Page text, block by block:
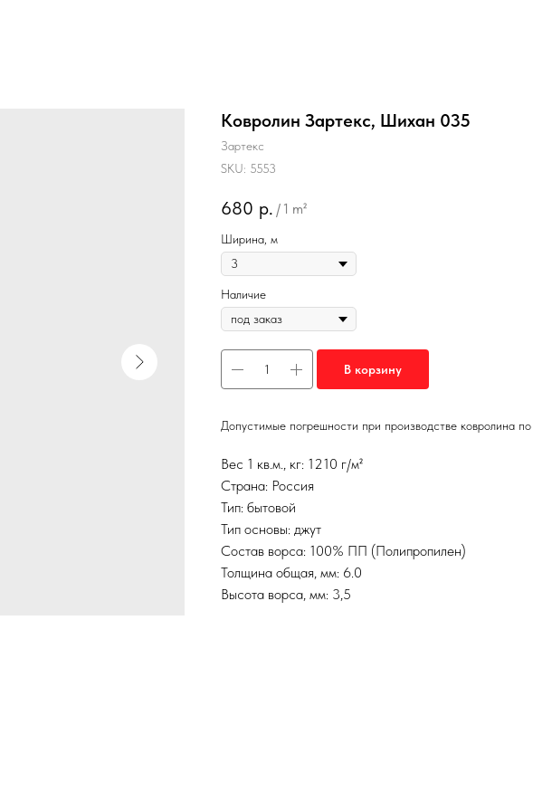
Ковролин Зартекс, Шихан 035
Зартекс
SKU: 5553
680 р. / 1 m²
Ширина, м
Наличие
В корзину
Допустимые погрешности при производстве ковролина
Вес 1 кв.м., кг: 1210 г/м²
Страна: Россия
Тип: бытовой
Тип основы: джут
Состав ворса: 100% ПП (Полипропилен)
Толщина общая, мм: 6.0
Высота ворса, мм: 3,5